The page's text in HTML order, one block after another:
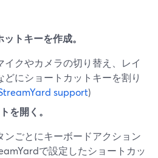
トキーを作成。
イクやカメラの切り替え、レイ
どにショートカットキーを割り
support)
を開く。
ンごとにキーボードアクション
で設定したショートカッ